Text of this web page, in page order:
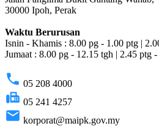
30000 Ipoh, Perak
Waktu Berurusan
Isnin - Khamis : 8.00 pg - 1.00 ptg |
Jumaat : 8.00 pg - 12.15 tgh | 2.45 ptg
phone 05 208 4000
fax 05 241 4257
email korporat@maipk.gov.my